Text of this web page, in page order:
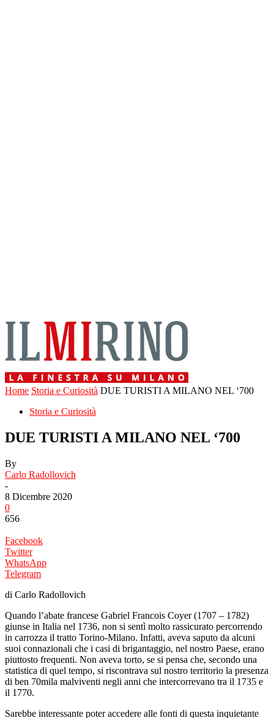
Home Storia e Curiosità DUE TURISTI A MILANO NEL ‘700
Storia e Curiosità
DUE TURISTI A MILANO NEL ‘700
By
Carlo Radollovich
-
8 Dicembre 2020
0
656
Facebook
Twitter
WhatsApp
Telegram
di Carlo Radollovich
Quando l’abate francese Gabriel Francois Coyer (1707 – 1782)
giunse in Italia nel 1736, non si sentì molto rassicurato percorrendo
in carrozza il tratto Torino-Milano. Infatti, aveva saputo da alcuni
suoi connazionali che i casi di brigantaggio, nel nostro Paese, erano
piuttosto frequenti. Non aveva torto, se si pensa che, secondo una
statistica di quel tempo, si riscontrava sul nostro territorio la presenza
di ben 70mila malviventi negli anni che intercorrevano tra il 1735 e
il 1770.
Sarebbe interessante poter accedere alle fonti di questa inquietante